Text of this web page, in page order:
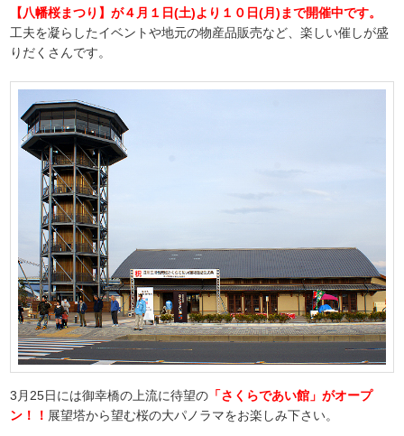
【八幡桜まつり】が４月１日(土)より１０日(月)まで開催中です。
工夫を凝らしたイベントや地元の物産品販売など、楽しい催しが盛
りだくさんです。
3月25日には御幸橋の上流に待望の 「さくらであい館」がオープ
ン！！ 展望塔から望む桜の大パノラマをお楽しみ下さい。